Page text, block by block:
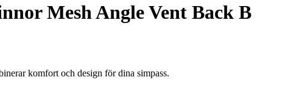
Mesh Angle Vent Back B
komfort och design för dina simpass.